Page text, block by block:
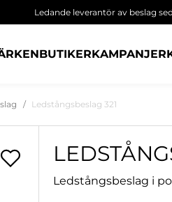
Ledande leverantör av beslag
BUTIKERKAMPANJER
Ledstångsbeslag 321
Ledstångsbeslag i